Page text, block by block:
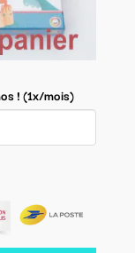
! (1x/mois)